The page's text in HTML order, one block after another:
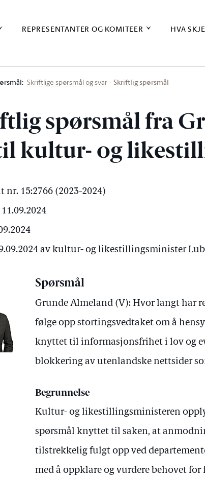
REPRESENTANTER OG KOMITEER HVA
Skriftlige spørsmål og svar Skriftlig spørsmål
spørsmål fra
kultur- og
nr. 15:2766 (2023-2024)
av kultur- og likestillingsminister
Spørsmål
Grunde Almeland (V): Hvor langt har
følge opp stortingsvedtaket om å
knyttet til informasjonsfrihet i lov og
blokkering av utenlandske nettsider
Begrunnelse
Kultur- og likestillingsministeren
spørsmål knyttet til saken, at
tilstrekkelig fulgt opp ved
med å oppklare og vurdere behovet